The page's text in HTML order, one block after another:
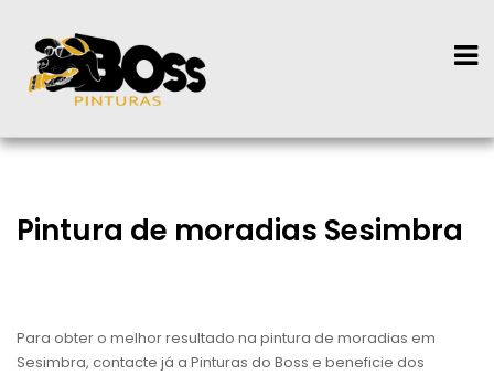
Pintura de moradias Sesimbra
Para obter o melhor resultado na pintura de moradias em
Sesimbra, contacte já a Pinturas do Boss e beneficie dos